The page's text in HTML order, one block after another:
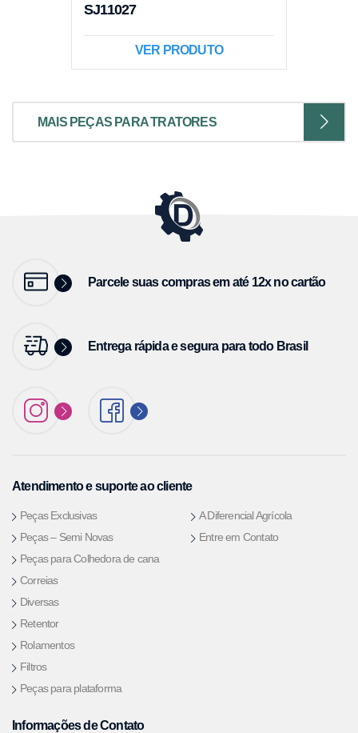
SJ11027
VER PRODUTO
MAIS PEÇAS PARA TRATORES
Parcele suas compras em até 12x no cartão
Entrega rápida e segura para todo Brasil
Atendimento e suporte ao cliente
Peças Exclusivas
Peças – Semi Novas
Peças para Colhedora de cana
Correias
Diversas
Retentor
Rolamentos
Filtros
Peças para plataforma
A Diferencial Agrícola
Entre em Contato
Informações de Contato